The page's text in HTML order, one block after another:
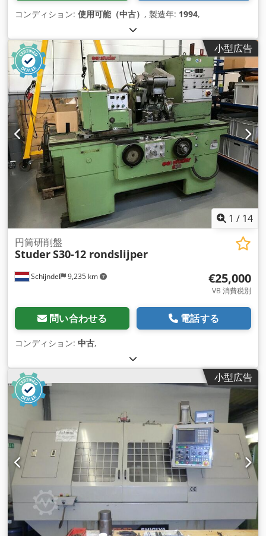
コンディション: 使用可能（中古） , 製造年: 1994,
小型広告
1 / 14
Schijndel 9,235 km
円筒研削盤
StuderS30-12 rondslijper
€25,000
VB 消費税別
問い合わせる 電話する
コンディション: 中古,
小型広告